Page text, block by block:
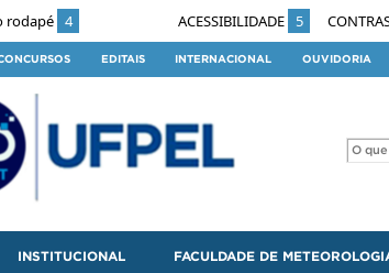
rodapé 4 ACESSIBILIDADE 5
EDITAIS INTERNACIONAL OUVIDORIA
INSTITUCIONAL FACULDADE DE